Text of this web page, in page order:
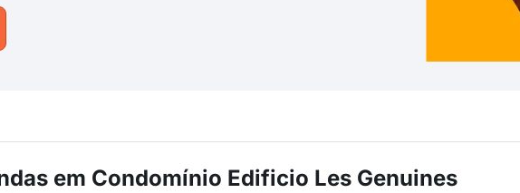
em Condomínio Edificio Les Genuines